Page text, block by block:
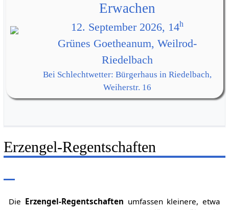
Erwachen
12. September 2026, 14h
Grünes Goetheanum, Weilrod-
Riedelbach
Bei Schlechtwetter: Bürgerhaus in Riedelbach,
Weiherstr. 16
Erzengel-Regentschaften
Die Erzengel-Regentschaften umfassen kleinere, etwa